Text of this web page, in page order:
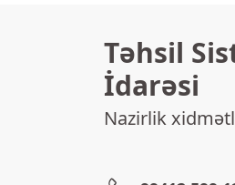
Təhsil
İdarəsi
Nazirlik